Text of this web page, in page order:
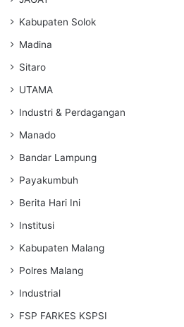
Kabupaten Solok
Madina
Sitaro
UTAMA
Industri & Perdagangan
Manado
Bandar Lampung
Payakumbuh
Berita Hari Ini
Institusi
Kabupaten Malang
Polres Malang
Industrial
FSP FARKES KSPSI